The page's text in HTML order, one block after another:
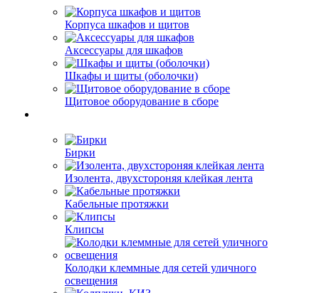
Корпуса шкафов и щитов
Аксессуары для шкафов
Шкафы и щиты (оболочки)
Щитовое оборудование в сборе
Бирки
Изолента, двухстороняя клейкая лента
Кабельные протяжки
Клипсы
Колодки клеммные для сетей уличного
освещения